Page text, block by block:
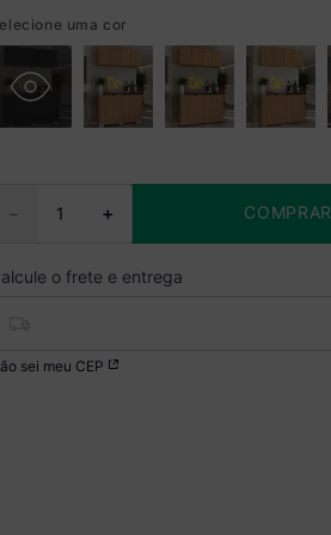
uma cor
＋
－ COMPRAR
sei meu CEP